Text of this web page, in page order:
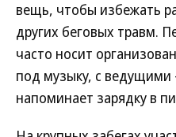
вещь, чтобы избежать
других беговых травм.
часто носит
под музыку, с
напоминает зарядку в